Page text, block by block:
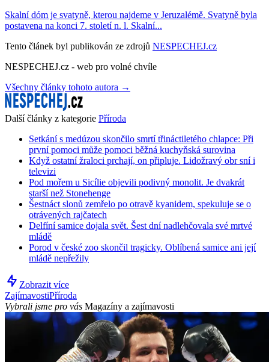
Skalní dóm je svatyně, kterou najdeme v Jeruzalémě. Svatyně byla
postavena na konci 7. století n. l. Skalní...
Tento článek byl publikován ze zdrojů NESPECHEJ.cz
NESPECHEJ.cz - web pro volné chvíle
Všechny články tohoto autora →
Další články z kategorie Příroda
Setkání s medúzou skončilo smrtí třináctiletého chlapce: Při
první pomoci může pomoci běžná kuchyňská surovina
Když ostatní žraloci prchají, on připluje. Lidožravý obr sní i
televizi
Pod mořem u Sicílie objevili podivný monolit. Je dvakrát
starší než Stonehenge
Šestnáct slonů zemřelo po otravě kyanidem, spekuluje se o
otrávených rajčatech
Delfíní samice dojala svět. Šest dní nadlehčovala své mrtvé
mládě
Porod v české zoo skončil tragicky. Oblíbená samice ani její
mládě nepřežily
Zobrazit více
ZajímavostiPříroda
Vybrali jsme pro vás Magazíny a zajímavosti